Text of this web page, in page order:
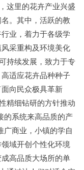
这里的花卉产业兴盛
。其中，活跃的教
业，着力于各级学
采重构及环境美化
持续发展，致力于专
适应花卉品种种子
向民众极具革新
精细钻研的方针推动
的系统来高品质的产
广商业，小镇的学自
域开创个性化环境
高品质大场所的单